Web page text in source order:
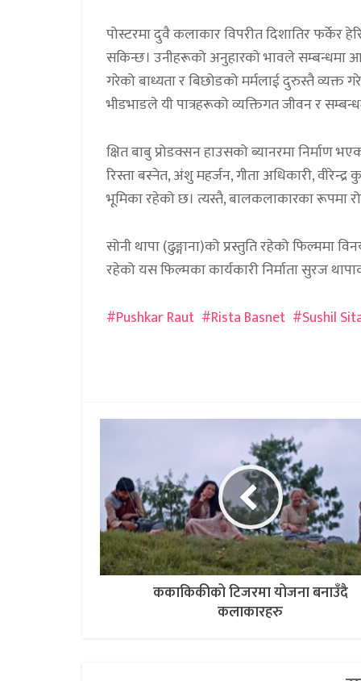
पोस्टरमा दुवै कलाकार विपरीत दिशातिर फर्केर
सकिन्छ। उनीहरूको अनुहारको भावले सम्बन्धमा
गरेको बाध्यता र बिछोडको मर्मलाई दुरुस्तै व्यक्त
भीडभाडले यी पात्रहरूको व्यक्तिगत जीवन र
क्षित बाबु प्रोडक्सन हाउसको ब्यानरमा
रिस्ता बस्नेत, अंशु महर्जन, गीता अधिकारी,
भूमिका रहेको छ। त्यस्तै, बालकलाकारका रूपमा
सोनी थापा (ढुङ्गाना)को प्रस्तुति रहेको फिल्ममा
रहेको यस फिल्मका कार्यकारी निर्माता सुरज
Pushkar Raut
Rista Basnet Sushil
ककाकिकीको टिजरमा योजना बनाउँदै
कलाकारहरु